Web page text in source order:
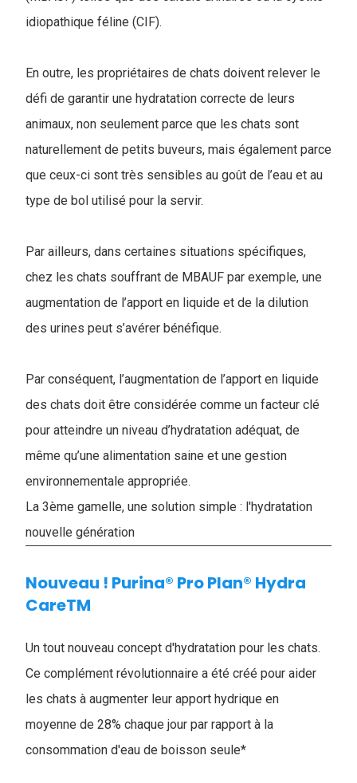
idiopathique féline (CIF).
En outre, les propriétaires de chats doivent relever le
défi de garantir une hydratation correcte de leurs
animaux, non seulement parce que les chats sont
naturellement de petits buveurs, mais également parce
que ceux-ci sont très sensibles au goût de l’eau et au
type de bol utilisé pour la servir.
Par ailleurs, dans certaines situations spécifiques,
chez les chats souffrant de MBAUF par exemple, une
augmentation de l’apport en liquide et de la dilution
des urines peut s’avérer bénéfique.
Par conséquent, l’augmentation de l’apport en liquide
des chats doit être considérée comme un facteur clé
pour atteindre un niveau d’hydratation adéquat, de
même qu’une alimentation saine et une gestion
environnementale appropriée.
La 3ème gamelle, une solution simple : l'hydratation
nouvelle génération
Nouveau ! Purina® Pro Plan® Hydra
CareTM
Un tout nouveau concept d'hydratation pour les chats.
Ce complément révolutionnaire a été créé pour aider
les chats à augmenter leur apport hydrique en
moyenne de 28% chaque jour par rapport à la
consommation d'eau de boisson seule*